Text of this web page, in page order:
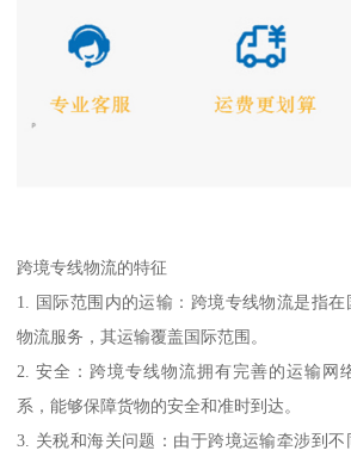
跨境专线物流的特征
1. 国际范围内的运输：跨境专线物流是指
物流服务，其运输覆盖国际范围。
2. 安全：跨境专线物流拥有完善的运输网
系，能够保障货物的安全和准时到达。
3. 关税和海关问题：由于跨境运输牵涉到